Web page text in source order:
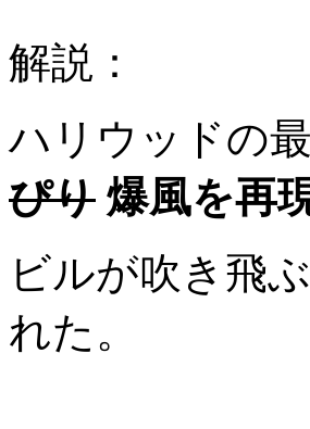
解説：
ハリウッドの
ぴり 爆風を再
ビルが吹き飛
れた。